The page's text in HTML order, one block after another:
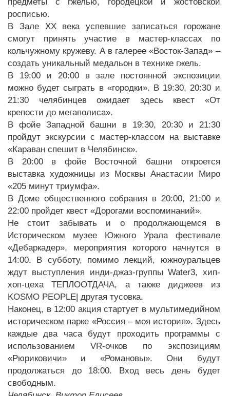
росписью.
В Зале XX века успевшие записаться горожане
смогут принять участие в мастер-классах по
кольчужному кружеву. А в галерее «Восток-Запад» –
создать уникальный медальон в технике гжель.
В 19:00 и 20:00 в зале постоянной экспозиции
можно будет сыграть в «городки». В 19:30, 20:30 и
21:30 челябинцев ожидает здесь квест «От
крепости до мегаполиса».
В фойе Западной башни в 19:30, 20:30 и 21:30
пройдут экскурсии с мастер-классом на выставке
«Караван спешит в Челябинск».
В 20:00 в фойе Восточной башни откроется
выставка художницы из Москвы Анастасии Миро
«205 минут триумфа».
В Доме общественного собрания в 20:00, 21:00 и
22:00 пройдет квест «Дорогами воспоминаний».
Не стоит забывать и о продолжающемся в
Историческом музее Южного Урала фестивале
«Дебаркадер», мероприятия которого начнутся в
14:00. В субботу, помимо лекций, южноуральцев
ждут выступления инди-джаз-группы Water3, хип-
хоп-цеха ТЕПЛООТДАЧА, а также диджеев из
KOSMO PEOPLE| другая тусовка.
Наконец, в 12:00 акция стартует в мультимедийном
историческом парке «Россия – моя история». Здесь
каждые два часа будут проходить программы с
использованием VR-очков по экспозициям
«Рюриковичи» и «Романовы». Они будут
продолжаться до 18:00. Вход весь день будет
свободным.